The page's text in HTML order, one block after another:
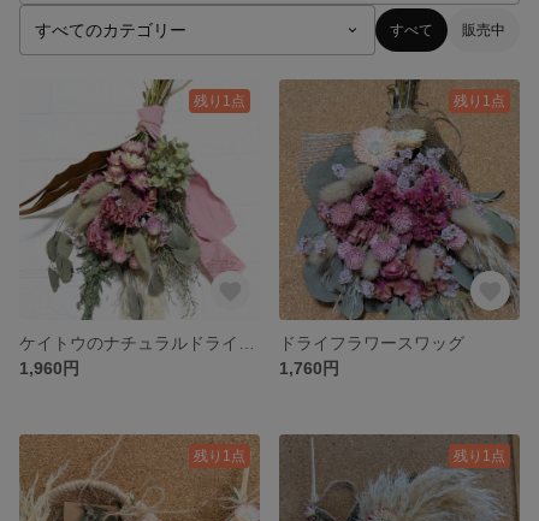
すべて 販売中
残り1点
1,960円
残り1点
ドライフラワースワッグ
1,760円
残り1点 残り1点